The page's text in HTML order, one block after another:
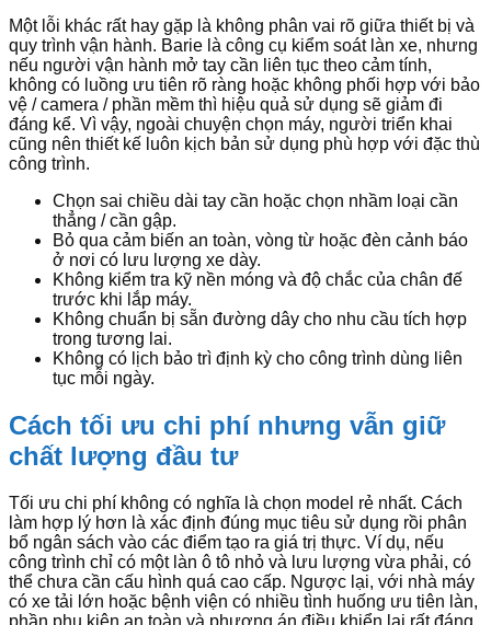
Một lỗi khác rất hay gặp là không phân vai rõ giữa thiết bị và
quy trình vận hành. Barie là công cụ kiểm soát làn xe, nhưng
nếu người vận hành mở tay cần liên tục theo cảm tính,
không có luồng ưu tiên rõ ràng hoặc không phối hợp với bảo
vệ / camera / phần mềm thì hiệu quả sử dụng sẽ giảm đi
đáng kể. Vì vậy, ngoài chuyện chọn máy, người triển khai
cũng nên thiết kế luôn kịch bản sử dụng phù hợp với đặc thù
công trình.
Chọn sai chiều dài tay cần hoặc chọn nhầm loại cần
thẳng / cần gập.
Bỏ qua cảm biến an toàn, vòng từ hoặc đèn cảnh báo
ở nơi có lưu lượng xe dày.
Không kiểm tra kỹ nền móng và độ chắc của chân đế
trước khi lắp máy.
Không chuẩn bị sẵn đường dây cho nhu cầu tích hợp
trong tương lai.
Không có lịch bảo trì định kỳ cho công trình dùng liên
tục mỗi ngày.
Cách tối ưu chi phí nhưng vẫn giữ
chất lượng đầu tư
Tối ưu chi phí không có nghĩa là chọn model rẻ nhất. Cách
làm hợp lý hơn là xác định đúng mục tiêu sử dụng rồi phân
bổ ngân sách vào các điểm tạo ra giá trị thực. Ví dụ, nếu
công trình chỉ có một làn ô tô nhỏ và lưu lượng vừa phải, có
thể chưa cần cấu hình quá cao cấp. Ngược lại, với nhà máy
có xe tải lớn hoặc bệnh viện có nhiều tình huống ưu tiên làn,
phần phụ kiện an toàn và phương án điều khiển lại rất đáng